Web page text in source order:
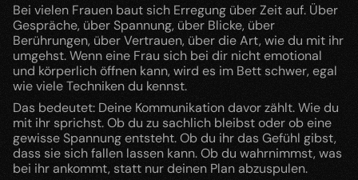
Bei vielen Frauen baut sich Erregung über Zeit auf. Über
Gespräche, über Spannung, über Blicke, über
Berührungen, über Vertrauen, über die Art, wie du mit ihr
umgehst. Wenn eine Frau sich bei dir nicht emotional
und körperlich öffnen kann, wird es im Bett schwer, egal
wie viele Techniken du kennst.
Das bedeutet: Deine Kommunikation davor zählt. Wie du
mit ihr sprichst. Ob du zu sachlich bleibst oder ob eine
gewisse Spannung entsteht. Ob du ihr das Gefühl gibst,
dass sie sich fallen lassen kann. Ob du wahrnimmst, was
bei ihr ankommt, statt nur deinen Plan abzuspulen.